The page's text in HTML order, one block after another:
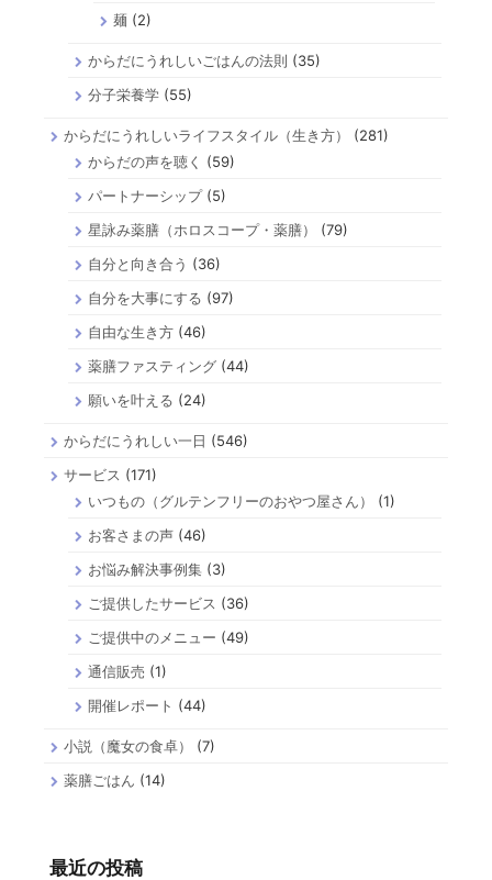
麺 (2)
からだにうれしいごはんの法則 (35)
分子栄養学 (55)
からだにうれしいライフスタイル（生き方）
(281)
からだの声を聴く
(59)
パートナーシップ(5)
星詠み薬膳（ホロスコープ・薬膳）
(79)
自分と向き合う (36)
自分を大事にする (97)
自由な生き方 (46)
薬膳ファスティング (44)
願いを叶える (24)
からだにうれしい一日 (546)
サービス (171)
いつもの（グルテンフリーのおやつ屋さん）
(1)
お客さまの声 (46)
お悩み解決事例集 (3)
ご提供したサービス (36)
ご提供中のメニュー (49)
通信販売 (1)
開催レポート (44)
小説（魔女の食卓）
(7)
薬膳ごはん (14)
最近の投稿